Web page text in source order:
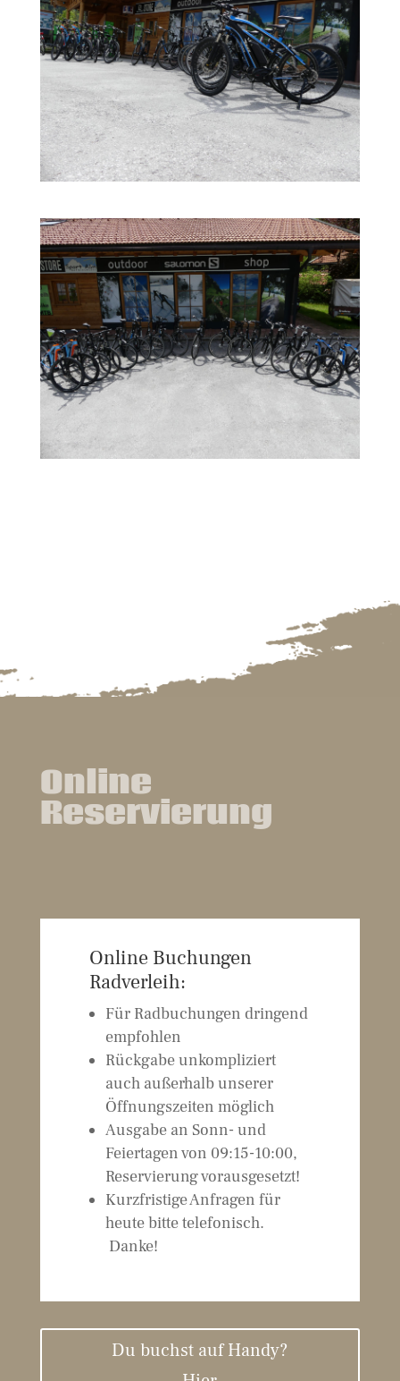
Online
Reservierung
Online Buchungen
Radverleih:
Für Radbuchungen dringend
empfohlen
Rückgabe unkompliziert
auch außerhalb unserer
Öffnungszeiten möglich
Ausgabe an Sonn- und
Feiertagen von 09:15-10:00,
Reservierung vorausgesetzt!
Kurzfristige Anfragen für
heute bitte telefonisch.
Danke!
Du buchst auf Handy?